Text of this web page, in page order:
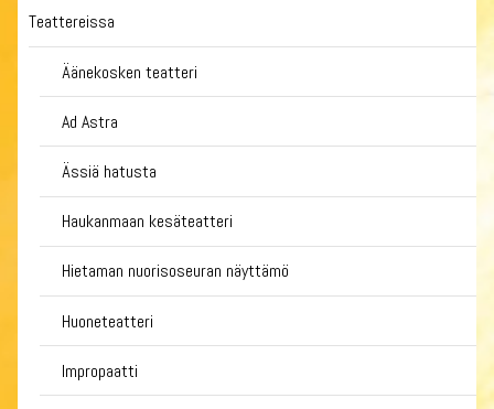
Teattereissa
Äänekosken teatteri
Ad Astra
Ässiä hatusta
Haukanmaan kesäteatteri
Hietaman nuorisoseuran näyttämö
Huoneteatteri
Impropaatti